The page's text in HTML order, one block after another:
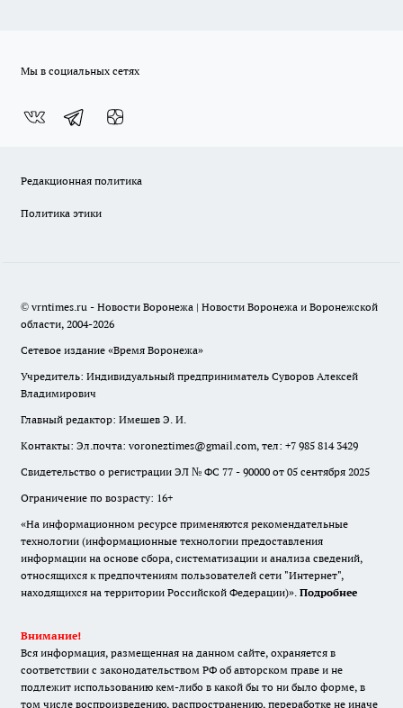
Мы в социальных сетях
Редакционная политика
Политика этики
© vrntimes.ru - Новости Воронежа | Новости Воронежа и Воронежской
области, 2004-2026
Сетевое издание «Время Воронежа»
Учредитель: Индивидуальный предприниматель Суворов Алексей
Владимирович
Главный редактор: Имешев Э. И.
Контакты: Эл.почта: voroneztimes@gmail.com, тел: +7 985 814 3429
Свидетельство о регистрации ЭЛ № ФС 77 - 90000 от 05 сентября 2025
Ограничение по возрасту: 16+
«На информационном ресурсе применяются рекомендательные
технологии (информационные технологии предоставления
информации на основе сбора, систематизации и анализа сведений,
относящихся к предпочтениям пользователей сети "Интернет",
находящихся на территории Российской Федерации)». Подробнее
Внимание!
Вся информация, размещенная на данном сайте, охраняется в
соответствии с законодательством РФ об авторском праве и не
подлежит использованию кем-либо в какой бы то ни было форме, в
том числе воспроизведению, распространению, переработке не иначе